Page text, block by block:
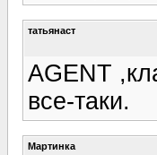
татьянаст
AGENT
все-таки.
Мартинка